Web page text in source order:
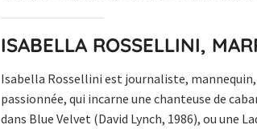
ISABELLA ROSSELLINI,
Isabella Rossellini est journaliste,
passionnée, qui incarne une chanteuse de
dans Blue Velvet (David Lynch, 1986), ou une